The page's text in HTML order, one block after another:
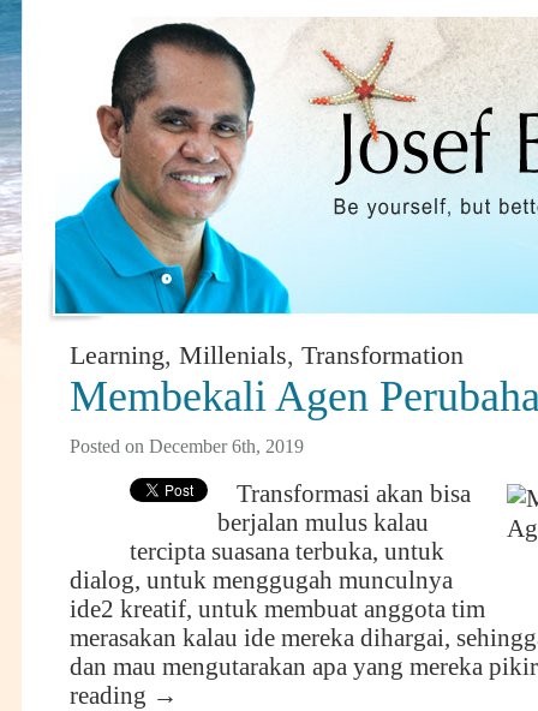
Learning, Millenials, Transformation
Membekali Agen
Posted on December 6th, 2019
Transformasi akan bisa
berjalan mulus kalau
tercipta suasana terbuka, untuk
dialog, untuk menggugah munculnya
ide2 kreatif, untuk membuat anggota tim
merasakan kalau ide mereka dihargai,
dan mau mengutarakan apa yang mereka
reading →